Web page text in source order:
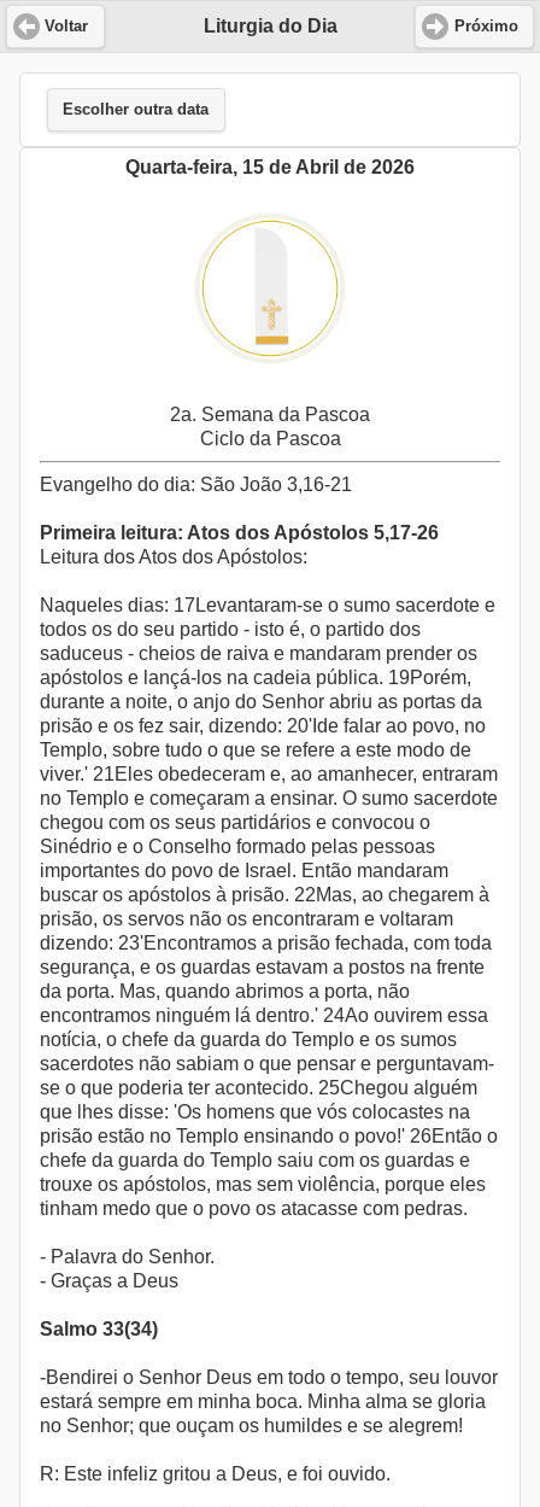
Liturgia do Dia
Voltar Próximo
Escolher outra data
Quarta-feira, 15 de Abril de 2026
2a. Semana da Pascoa
Ciclo da Pascoa
Evangelho do dia: São João 3,16-21
Primeira leitura: Atos dos Apóstolos 5,17-26
Leitura dos Atos dos Apóstolos:
Naqueles dias: 17Levantaram-se o sumo sacerdote e
todos os do seu partido - isto é, o partido dos
saduceus - cheios de raiva e mandaram prender os
apóstolos e lançá-los na cadeia pública. 19Porém,
durante a noite, o anjo do Senhor abriu as portas da
prisão e os fez sair, dizendo: 20'Ide falar ao povo, no
Templo, sobre tudo o que se refere a este modo de
viver.' 21Eles obedeceram e, ao amanhecer, entraram
no Templo e começaram a ensinar. O sumo sacerdote
chegou com os seus partidários e convocou o
Sinédrio e o Conselho formado pelas pessoas
importantes do povo de Israel. Então mandaram
buscar os apóstolos à prisão. 22Mas, ao chegarem à
prisão, os servos não os encontraram e voltaram
dizendo: 23'Encontramos a prisão fechada, com toda
segurança, e os guardas estavam a postos na frente
da porta. Mas, quando abrimos a porta, não
encontramos ninguém lá dentro.' 24Ao ouvirem essa
notícia, o chefe da guarda do Templo e os sumos
sacerdotes não sabiam o que pensar e perguntavam-
se o que poderia ter acontecido. 25Chegou alguém
que lhes disse: 'Os homens que vós colocastes na
prisão estão no Templo ensinando o povo!' 26Então o
chefe da guarda do Templo saiu com os guardas e
trouxe os apóstolos, mas sem violência, porque eles
tinham medo que o povo os atacasse com pedras.
- Palavra do Senhor.
- Graças a Deus
Salmo 33(34)
-Bendirei o Senhor Deus em todo o tempo, seu louvor
estará sempre em minha boca. Minha alma se gloria
no Senhor; que ouçam os humildes e se alegrem!
R: Este infeliz gritou a Deus, e foi ouvido.